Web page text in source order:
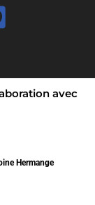
avec
Hermange